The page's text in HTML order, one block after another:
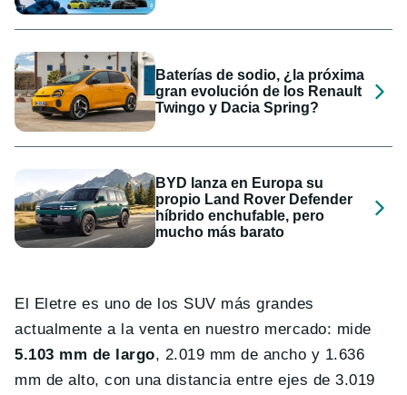
Baterías de sodio, ¿la próxima
gran evolución de los Renault
Twingo y Dacia Spring?
BYD lanza en Europa su
propio Land Rover Defender
híbrido enchufable, pero
mucho más barato
El Eletre es uno de los SUV más grandes
actualmente a la venta en nuestro mercado: mide
5.103 mm de largo, 2.019 mm de ancho y 1.636
mm de alto, con una distancia entre ejes de3.019